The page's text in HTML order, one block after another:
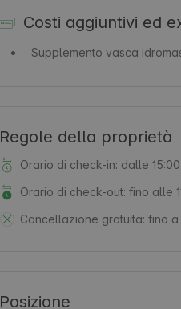
Costi aggiuntivi ed
Supplemento vasca
Regole della proprietà
Orario di check-in: dalle 15:00
Orario di check-out: fino alle
Cancellazione gratuita: fino a
Posizione